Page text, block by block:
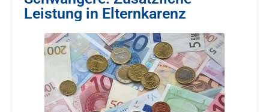
Leistung in Elternkarenz